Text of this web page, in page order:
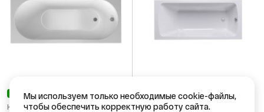
НОВИНКА
Код: 65828
НОВИНКА
Код: 66206
Мы используем только необходимые cookie-файлы,
чтобы обеспечить корректную работу сайта.